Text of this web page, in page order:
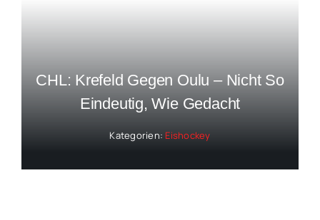
CHL: Krefeld Gegen Oulu – Nicht So
Eindeutig, Wie Gedacht
Kategorien: Eishockey